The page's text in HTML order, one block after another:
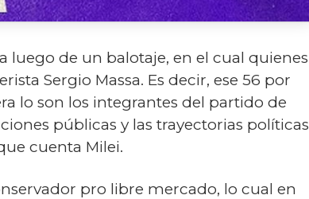
luego de un balotaje, en el cual quienes
Sergio Massa. Es decir, ese 56 por
lo son los integrantes del partido de
públicas y las trayectorias políticas
cuenta Milei.
pro libre mercado, lo cual en